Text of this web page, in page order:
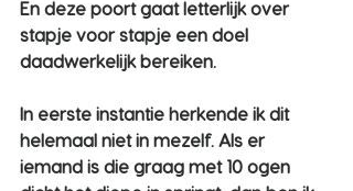
En deze poort gaat letterlijk over
stapje voor stapje een doel
daadwerkelijk bereiken.
In eerste instantie herkende ik dit
helemaal niet in mezelf. Als er
iemand is die graag met 10 ogen